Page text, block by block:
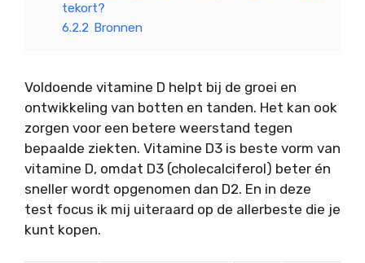
tekort?
6.2.2 Bronnen
Voldoende vitamine D helpt bij de groei en
ontwikkeling van botten en tanden. Het kan ook
zorgen voor een betere weerstand tegen
bepaalde ziekten. Vitamine D3 is beste vorm van
vitamine D, omdat D3 (cholecalciferol) beter én
sneller wordt opgenomen dan D2. En in deze
test focus ik mij uiteraard op de allerbeste die je
kunt kopen.